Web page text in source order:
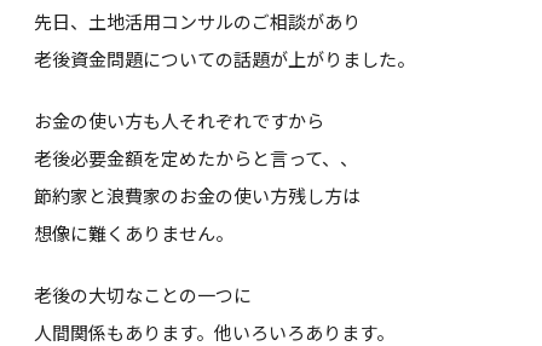
先日、土地活用コンサルのご相談があり
老後資金問題についての話題が上がりました。
お金の使い方も人それぞれですから
老後必要金額を定めたからと言って、、
節約家と浪費家のお金の使い方残し方は
想像に難くありません。
老後の大切なことの一つに
人間関係もあります。他いろいろあります。